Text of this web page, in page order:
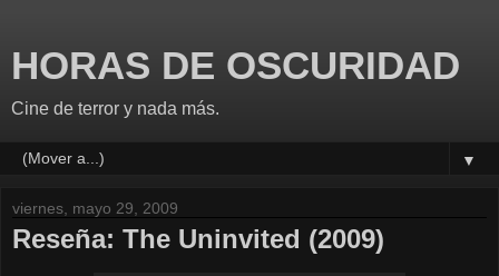
HORAS DE OSCURIDAD
Cine de terror y nada más.
▼
viernes, mayo 29, 2009
Reseña: The Uninvited (2009)